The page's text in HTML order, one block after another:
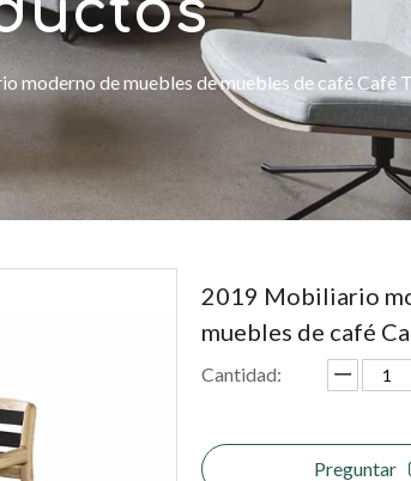
moderno de muebles de muebles de café Café
2019 Mobiliario
muebles de café
Cantidad:
Preguntar